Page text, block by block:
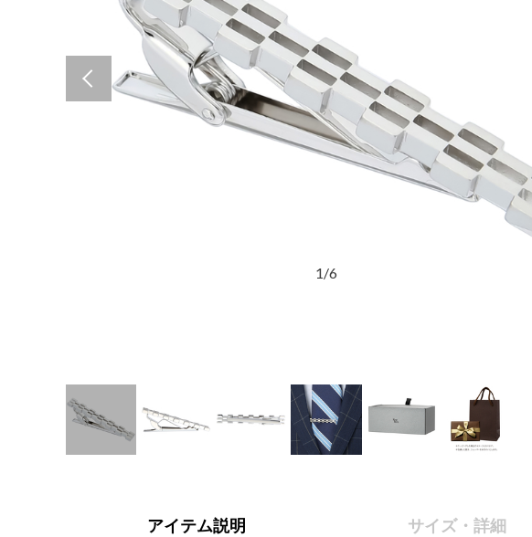
1/6
Previous
アイテム説明 サイズ・詳細